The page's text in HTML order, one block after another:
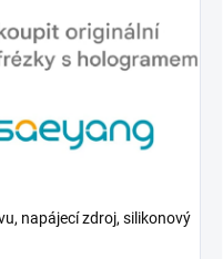
napájecí zdroj, silikonový